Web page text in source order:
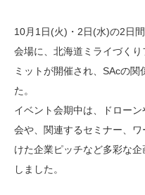
10月1日(火)・2日(水)の2日
会場に、北海道ミライづく
ミットが開催され、SAcの
た。
イベント会期中は、ドロー
会や、関連するセミナー、
けた企業ピッチなど多彩な
しました。